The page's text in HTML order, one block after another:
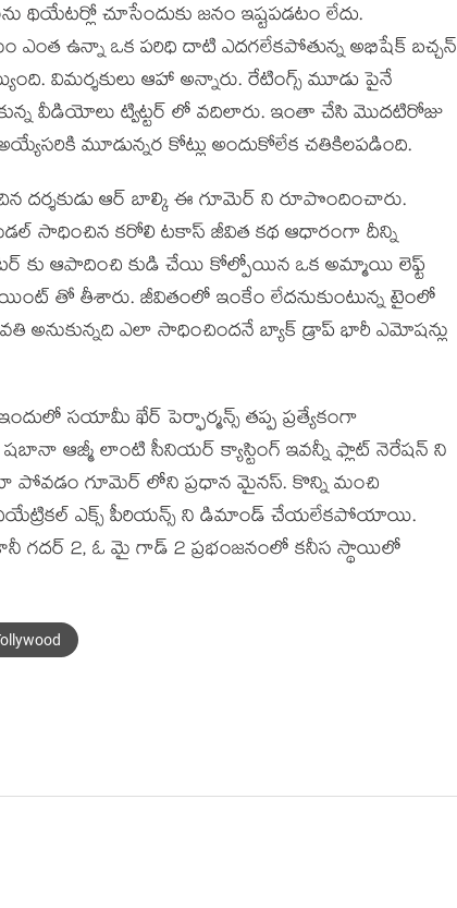
థియేటర్లో చూసేందుకు జనం ఇష్టపడటం లేదు.
ఎంత ఉన్నా ఒక పరిధి దాటి ఎదగలేకపోతున్న అభిషేక్ బచ్చన్
విమర్శకులు ఆహా అన్నారు. రేటింగ్స్ మూడు పైనే
వీడియోలు ట్విట్టర్ లో వదిలారు. ఇంతా చేసి మొదటిరోజు
మూడున్నర కోట్లు అందుకోలేక చతికిలపడింది.
ఆర్ బాల్కి ఈ గూమెర్ ని రూపొందించారు.
సాధించిన కరోలి టకాస్ జీవిత కథ ఆధారంగా దీన్ని
కు ఆపాదించి కుడి చేయి కోల్పోయిన ఒక అమ్మాయి లెఫ్ట్
తో తీశారు. జీవితంలో ఇంకేం లేదనుకుంటున్న టైంలో
ఎలా సాధించిందనే బ్యాక్ డ్రాప్ భారీ ఎమోషన్లు
సయామీ ఖేర్ పెర్ఫార్మన్స్ తప్ప ప్రత్యేకంగా
ఆజ్మీ లాంటి సీనియర్ క్యాస్టింగ్ ఇవన్నీ ఫ్లాట్ నెరేషన్ ని
గూమెర్ లోని ప్రధాన మైనస్. కొన్ని మంచి
థియేట్రికల్ ఎక్స్ పీరియన్స్ ని డిమాండ్ చేయలేకపోయాయి.
2, ఓ మై గాడ్ 2 ప్రభంజనంలో కనీస స్థాయిలో